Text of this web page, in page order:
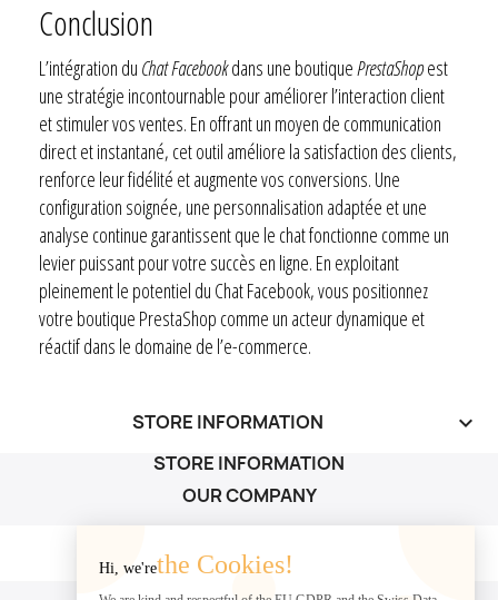
Conclusion
L’intégration du Chat Facebookdans une boutiquePrestaShopest
une stratégie incontournable pour améliorer l’interaction client
et stimuler vos ventes. En offrant un moyen de communication
direct et instantané, cet outil améliore la satisfaction des clients,
renforce leur fidélité et augmente vos conversions. Une
configuration soignée, une personnalisation adaptée et une
analyse continue garantissent que le chat fonctionne comme un
levier puissant pour votre succès en ligne. En exploitant
pleinement le potentiel du Chat Facebook, vous positionnez
votre boutique PrestaShop comme un acteur dynamique et
réactif dans le domaine de l’e-commerce.
STORE INFORMATION keyboard_arrow_down
STORE INFORMATION
OUR COMPANY
OUR COMPANY
Hi, we'rethe Cookies!